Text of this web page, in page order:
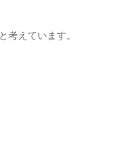
考えています。